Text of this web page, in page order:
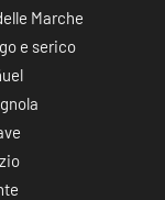
Marche
e serico